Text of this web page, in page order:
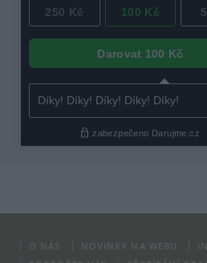
O NÁS NOVINKY NA WEBU